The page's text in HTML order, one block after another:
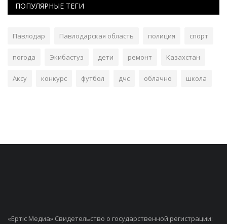
ПОПУЛЯРНЫЕ ТЕГИ
Павлодар Павлодарская область полиция спорт
погода Экибастуз дети ремонт Казахстан
Аксу конкурс футбол дчс облачно школа
«Ертiс Медиа» Свидетельство о государственной регистрации: